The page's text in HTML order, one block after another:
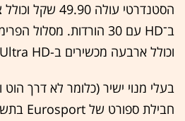
הסטנדרטי עולה
וכולל ארבעה מכשירים ב-4K Ultra HD ו-100 הורדות.